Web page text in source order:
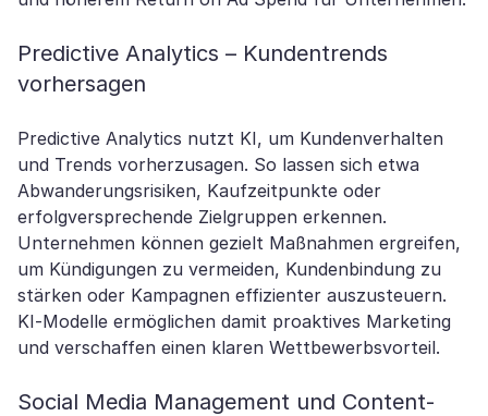
Predictive Analytics – Kundentrends
vorhersagen
Predictive Analytics nutzt KI, um Kundenverhalten
und Trends vorherzusagen. So lassen sich etwa
Abwanderungsrisiken, Kaufzeitpunkte oder
erfolgversprechende Zielgruppen erkennen.
Unternehmen können gezielt Maßnahmen ergreifen,
um Kündigungen zu vermeiden, Kundenbindung zu
stärken oder Kampagnen effizienter auszusteuern.
KI-Modelle ermöglichen damit proaktives Marketing
und verschaffen einen klaren Wettbewerbsvorteil.
Social Media Management und Content-